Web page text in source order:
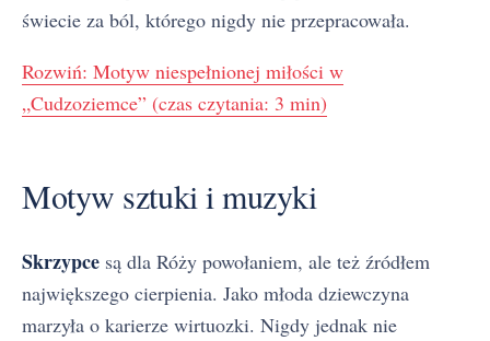
świecie za ból, którego nigdy nie przepracowała.
Rozwiń: Motyw niespełnionej miłości w
„Cudzoziemce” (czas czytania: 3 min)
Motyw sztuki i muzyki
Skrzypce są dla Róży powołaniem, ale też źródłem
największego cierpienia. Jako młoda dziewczyna
marzyła o karierze wirtuozki. Nigdy jednak nie